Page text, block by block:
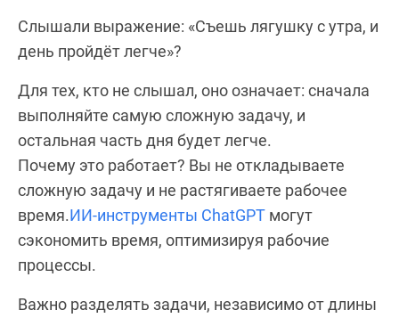
Слышали выражение: «Съешь лягушку с утра, и
день пройдёт легче»?
Для тех, кто не слышал, оно означает: сначала
выполняйте самую сложную задачу, и
остальная часть дня будет легче.
Почему это работает? Вы не откладываете
сложную задачу и не растягиваете рабочее
время.ИИ-инструменты ChatGPT могут
сэкономить время, оптимизируя рабочие
процессы.
Важно разделять задачи, независимо от длины